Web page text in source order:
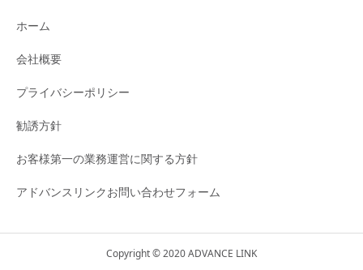
ホーム
会社概要
プライバシーポリシー
勧誘方針
お客様第一の業務運営に関する方針
アドバンスリンクお問い合わせフォーム
Copyright © 2020 ADVANCE LINK